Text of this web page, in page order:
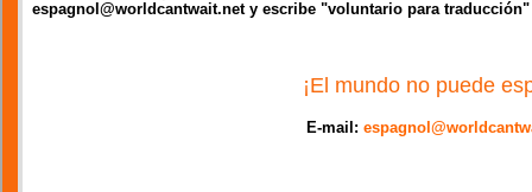
espagnol@worldcantwait.net y escribe "voluntario para
¡El mundo no puede
E-mail: